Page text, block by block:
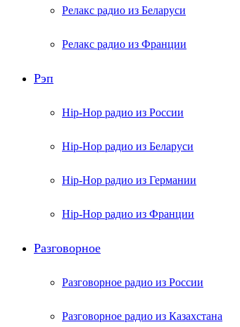
Релакс радио из Беларуси
Релакс радио из Франции
Рэп
Hip-Hop радио из России
Hip-Hop радио из Беларуси
Hip-Hop радио из Германии
Hip-Hop радио из Франции
Разговорное
Разговорное радио из России
Разговорное радио из Казахстана